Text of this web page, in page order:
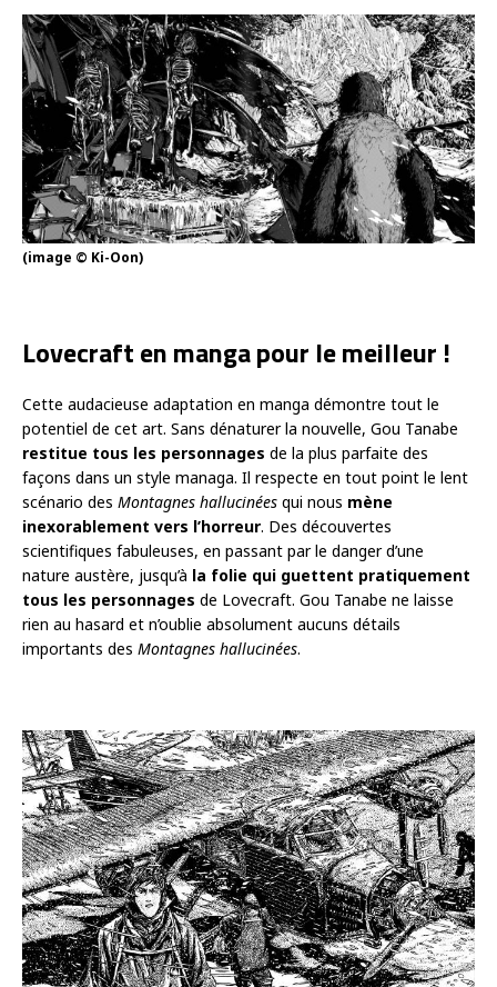
(image © Ki-Oon)
Lovecraft en manga pour le meilleur !
Cette audacieuse adaptation en manga démontre tout le
potentiel de cet art. Sans dénaturer la nouvelle, Gou Tanabe
restitue tous les personnages de la plus parfaite des
façons dans un style managa. Il respecte en tout point le lent
scénario des Montagnes hallucinées qui nous mène
inexorablement vers l’horreur. Des découvertes
scientifiques fabuleuses, en passant par le danger d’une
nature austère, jusqu’à la folie qui guettent pratiquement
tous les personnages de Lovecraft. Gou Tanabe ne laisse
rien au hasard et n’oublie absolument aucuns détails
importants des Montagnes hallucinées.